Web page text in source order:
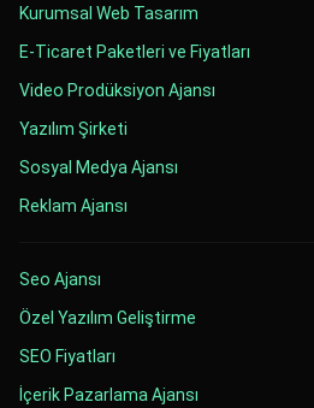
Kurumsal Web Tasarım
E-Ticaret Paketleri ve Fiyatları
Video Prodüksiyon Ajansı
Yazılım Şirketi
Sosyal Medya Ajansı
Reklam Ajansı
Seo Ajansı
Özel Yazılım Geliştirme
SEO Fiyatları
İçerik Pazarlama Ajansı